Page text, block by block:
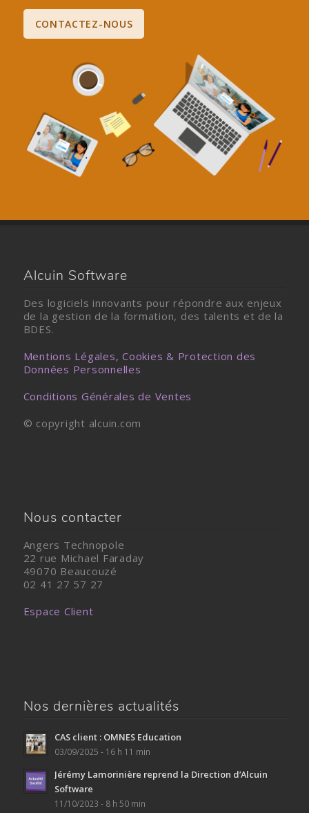
CONTACTEZ-NOUS
Alcuin Software
Des logiciels innovants pour répondre aux enjeux
de la gestion de la formation, des talents et de la
BDES.
Mentions Légales, Cookies & Protection des
Données Personnelles
Conditions Générales de Ventes
© copyright alcuin.com
Nous contacter
Angers Technopole
22 rue Michael Faraday
49070 Beaucouzé
02 41 27 57 27
Espace Client
Nos dernières actualités
CAS client : OMNES Education
03/09/2025 - 16 h 11 min
Jérémy Lamorinière reprend la Direction d’Alcuin
Software
11/10/2023 - 8 h 50 min